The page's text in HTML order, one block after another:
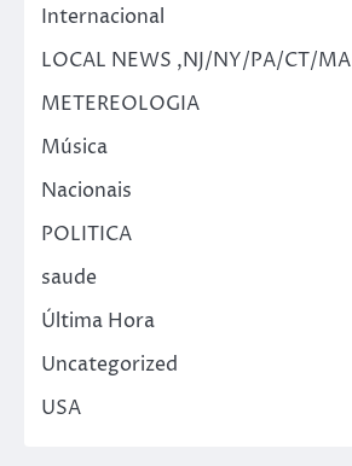
Internacional
LOCAL NEWS ,NJ/NY/PA/CT/MA
METEREOLOGIA
Música
Nacionais
POLITICA
saude
Última Hora
Uncategorized
USA